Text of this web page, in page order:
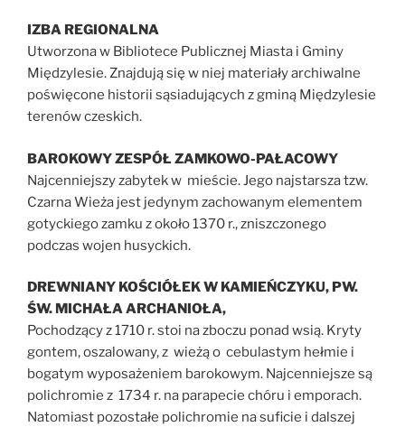
IZBA REGIONALNA
Utworzona w Bibliotece Publicznej Miasta i Gminy
Międzylesie. Znajdują się w niej materiały archiwalne
poświęcone historii sąsiadujących z gminą Międzylesie
terenów czeskich.
BAROKOWY ZESPÓŁ ZAMKOWO-PAŁACOWY
Najcenniejszy zabytek w mieście. Jego najstarsza tzw.
Czarna Wieża jest jedynym zachowanym elementem
gotyckiego zamku z około 1370 r., zniszczonego
podczas wojen husyckich.
DREWNIANY KOŚCIÓŁEK W KAMIEŃCZYKU, PW.
ŚW. MICHAŁA ARCHANIOŁA,
Pochodzący z 1710 r. stoi na zboczu ponad wsią. Kryty
gontem, oszalowany, z wieżą o cebulastym hełmie i
bogatym wyposażeniem barokowym. Najcenniejsze są
polichromie z 1734 r. na parapecie chóru i emporach.
Natomiast pozostałe polichromie na suficie i dalszej